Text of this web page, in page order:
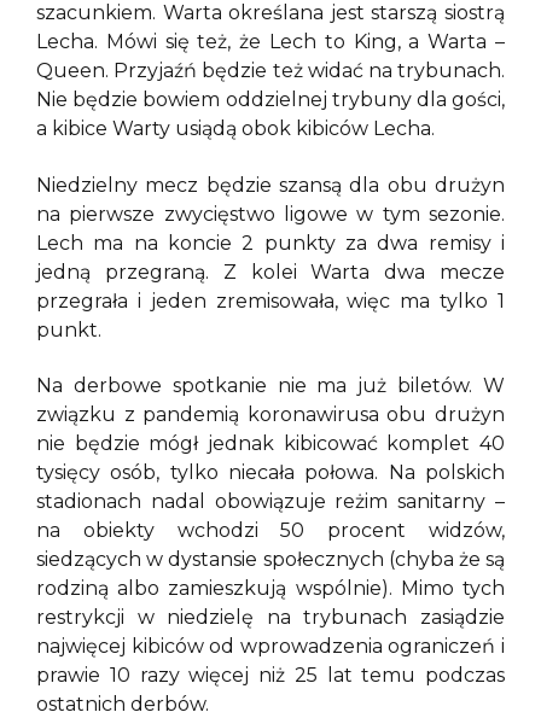
szacunkiem. Warta określana jest starszą siostrą
Lecha. Mówi się też, że Lech to King, a Warta –
Queen. Przyjaźń będzie też widać na trybunach.
Nie będzie bowiem oddzielnej trybuny dla gości,
a kibice Warty usiądą obok kibiców Lecha.
Niedzielny mecz będzie szansą dla obu drużyn
na pierwsze zwycięstwo ligowe w tym sezonie.
Lech ma na koncie 2 punkty za dwa remisy i
jedną przegraną. Z kolei Warta dwa mecze
przegrała i jeden zremisowała, więc ma tylko 1
punkt.
Na derbowe spotkanie nie ma już biletów. W
związku z pandemią koronawirusa obu drużyn
nie będzie mógł jednak kibicować komplet 40
tysięcy osób, tylko niecała połowa. Na polskich
stadionach nadal obowiązuje reżim sanitarny –
na obiekty wchodzi 50 procent widzów,
siedzących w dystansie społecznych (chyba że są
rodziną albo zamieszkują wspólnie). Mimo tych
restrykcji w niedzielę na trybunach zasiądzie
najwięcej kibiców od wprowadzenia ograniczeń i
prawie 10 razy więcej niż 25 lat temu podczas
ostatnich derbów.